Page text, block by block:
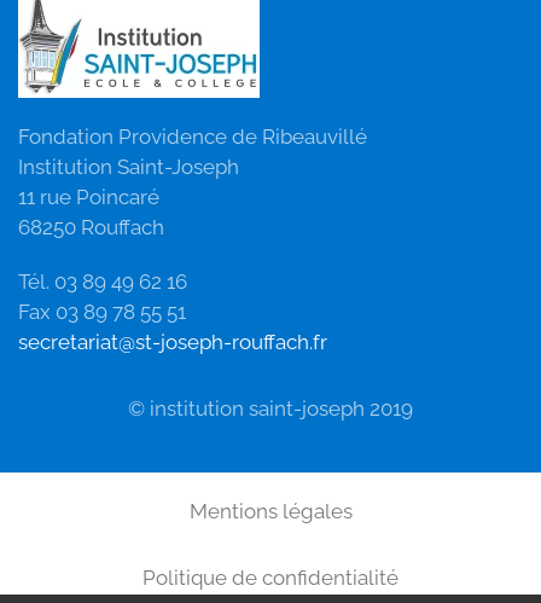
Fondation Providence de Ribeauvillé
Institution Saint-Joseph
11 rue Poincaré
68250 Rouffach
Tél. 03 89 49 62 16
Fax 03 89 78 55 51
secretariat@st-joseph-rouffach.fr
© institution saint-joseph 2019
Mentions légales
Politique de confidentialité